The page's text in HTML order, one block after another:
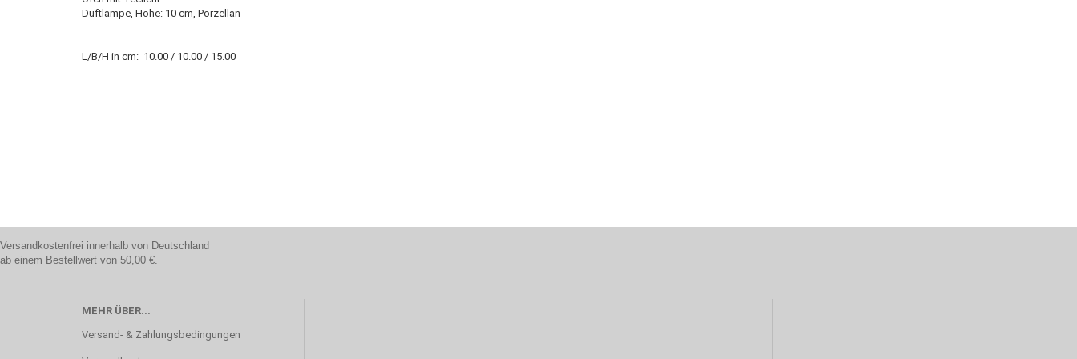
Duftlampe, Höhe: 10 cm, Porzellan
L/B/H in cm: 10.00 / 10.00 / 15.00
Versandkostenfrei innerhalb von Deutschland
ab einem Bestellwert von 50,00 €.
MEHR ÜBER...
Versand- & Zahlungsbedingungen